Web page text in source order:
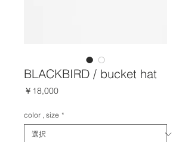
BLACKBIRD / bucket hat
￥18,000価
color , size *